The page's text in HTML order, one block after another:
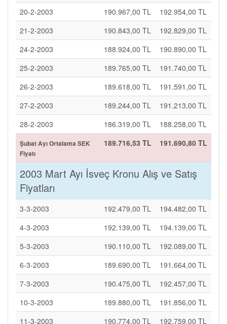
20-2-2003
190.967,00 TL
192.954,00 TL
21-2-2003
190.843,00 TL
192.829,00 TL
24-2-2003
188.924,00 TL
190.890,00 TL
25-2-2003
189.765,00 TL
191.740,00 TL
26-2-2003
189.618,00 TL
191.591,00 TL
27-2-2003
189.244,00 TL
191.213,00 TL
28-2-2003
186.319,00 TL 188.258,00 TL
Şubat Ayı Ortalama SEK
Fiyatı
189.716,53 TL 191.690,80 TL
2003 Mart Ayı İsveç Kronu Alış ve Satış
Fiyatları
3-3-2003 192.479,00 TL
194.482,00 TL
4-3-2003
192.139,00 TL
194.139,00 TL
5-3-2003
190.110,00 TL
192.089,00 TL
6-3-2003
189.690,00 TL
191.664,00 TL
7-3-2003
190.475,00 TL
192.457,00 TL
10-3-2003
189.880,00 TL
191.856,00 TL
11-3-2003
190.774,00 TL 192.759,00 TL